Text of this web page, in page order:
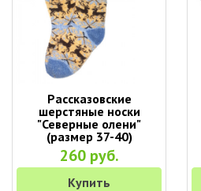
Рассказовские
шерстяные носки
"Северные олени"
(размер 37-40)
260 руб.
Купить